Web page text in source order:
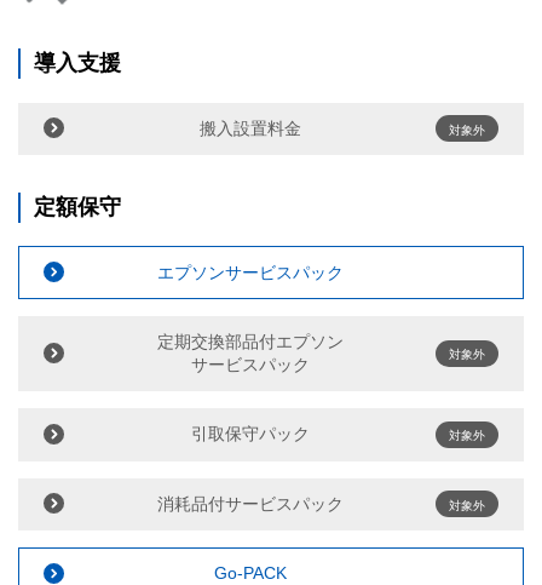
導入支援
搬入設置料金 対象外
定額保守
エプソンサービスパック
定期交換部品付エプソン
サービスパック
対象外
引取保守パック 対象外
消耗品付サービスパック 対象外
Go-PACK